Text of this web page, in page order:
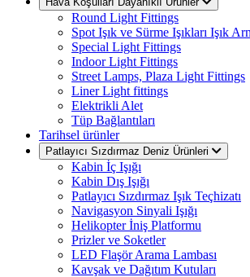
Round Light Fittings
Spot Işık ve Sürme Işıkları Işık
Special Light Fittings
Indoor Light Fittings
Street Lamps, Plaza Light Fittings
Liner Light fittings
Elektrikli Alet
Tüp Bağlantıları
Tarihsel ürünler
Patlayıcı Sızdırmaz Deniz Ürünleri
Kabin İç Işığı
Kabin Dış Işığı
Patlayıcı Sızdırmaz Işık Teçhizatı
Navigasyon Sinyali Işığı
Helikopter İniş Platformu
Prizler ve Soketler
LED Flaşör Arama Lambası
Kavşak ve Dağıtım Kutuları